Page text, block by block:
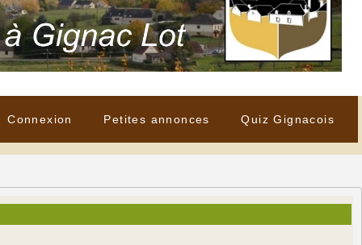
Connexion Petites annonces Quiz Gignacois